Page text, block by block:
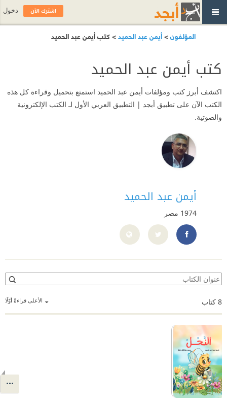
المؤلفون>أيمن عبد الحميد> كتب أيمن عبد الحميد
كتب أيمن عبد الحميد
اكتشف أبرز كتب ومؤلفات أيمن عبد الحميد استمتع بتحميل وقراءة كل هذه
الكتب الآن على تطبيق أبجد | التطبيق العربي الأول لـ الكتب الإلكترونية
والصوتية.
أيمن عبد الحميد
1974 مصر
www.facebook.com/ayman.abd.elhamid.498383
الأعلى قراءةً أوّلًا 8 كتاب
اشترك الآن دخول